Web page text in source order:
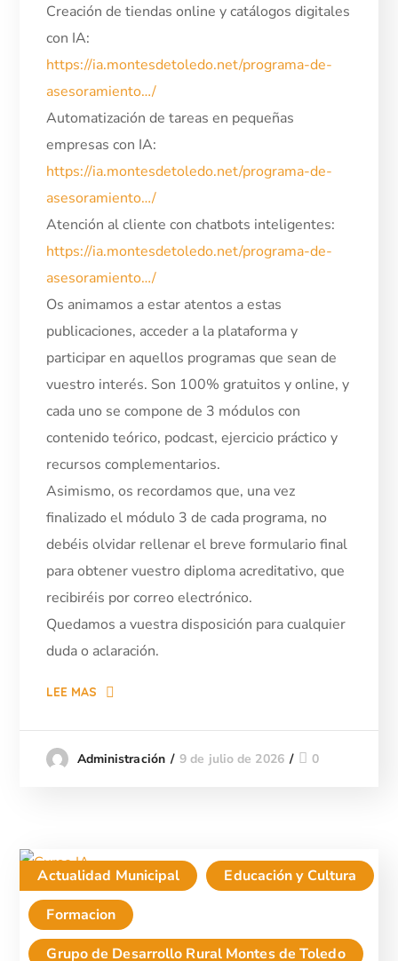
Creación de tiendas online y catálogos digitales
con IA:
https://ia.montesdetoledo.net/programa-de-
asesoramiento…/
Automatización de tareas en pequeñas
empresas con IA:
https://ia.montesdetoledo.net/programa-de-
asesoramiento…/
Atención al cliente con chatbots inteligentes:
https://ia.montesdetoledo.net/programa-de-
asesoramiento…/
Os animamos a estar atentos a estas
publicaciones, acceder a la plataforma y
participar en aquellos programas que sean de
vuestro interés. Son 100% gratuitos y online, y
cada uno se compone de 3 módulos con
contenido teórico, podcast, ejercicio práctico y
recursos complementarios.
Asimismo, os recordamos que, una vez
finalizado el módulo 3 de cada programa, no
debéis olvidar rellenar el breve formulario final
para obtener vuestro diploma acreditativo, que
recibiréis por correo electrónico.
Quedamos a vuestra disposición para cualquier
duda o aclaración.
LEE MAS
Administración 9 de julio de 2026 0
Actualidad Municipal
Educación y Cultura
Formacion
Grupo de Desarrollo Rural Montes de Toledo